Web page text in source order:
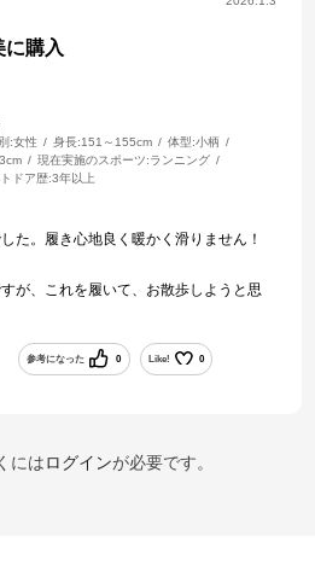
購入
:女性 身長:151～155cm 体型:小柄
現在実施のスポーツ:ランニング
ドア歴:3年以上
た。履き心地良く暖かく滑りません！
が、これを履いて、お散歩しようと思
参考になった 0 Like! 0
にはログインが必要です。